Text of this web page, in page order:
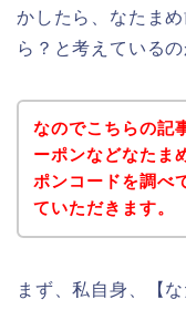
かしたら、なたま
ら？と考えている
なのでこちらの記
ーポンなどなたま
ポンコードを調べ
ていただきます。
まず、私自身、【